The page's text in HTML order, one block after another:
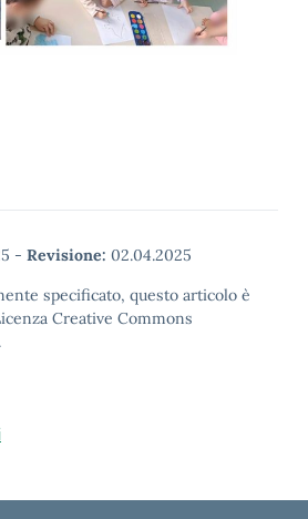
- Revisione: 02.04.2025
specificato, questo articolo è
Creative Commons